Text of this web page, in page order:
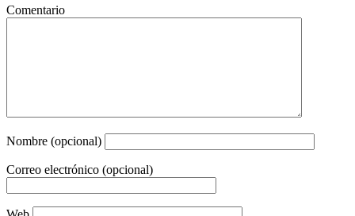
Comentario
Nombre (opcional)
Correo electrónico (opcional)